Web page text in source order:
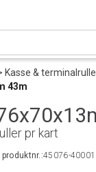
Kasse &
43m
pr kart
produktnr.:45076-40001